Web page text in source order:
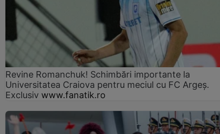
Revine Romanchuk! Schimbări importante la
Universitatea Craiova pentru meciul cu FC Argeş.
Exclusiv www.fanatik.ro